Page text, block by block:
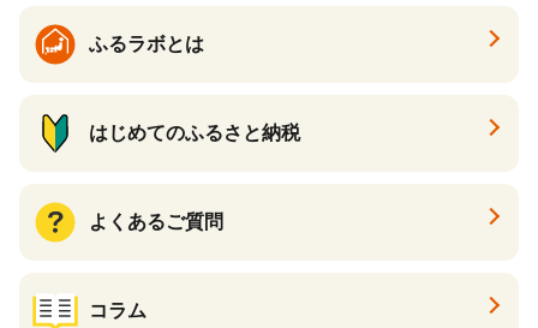
ふるラボとは
はじめてのふるさと納税
よくあるご質問
コラム